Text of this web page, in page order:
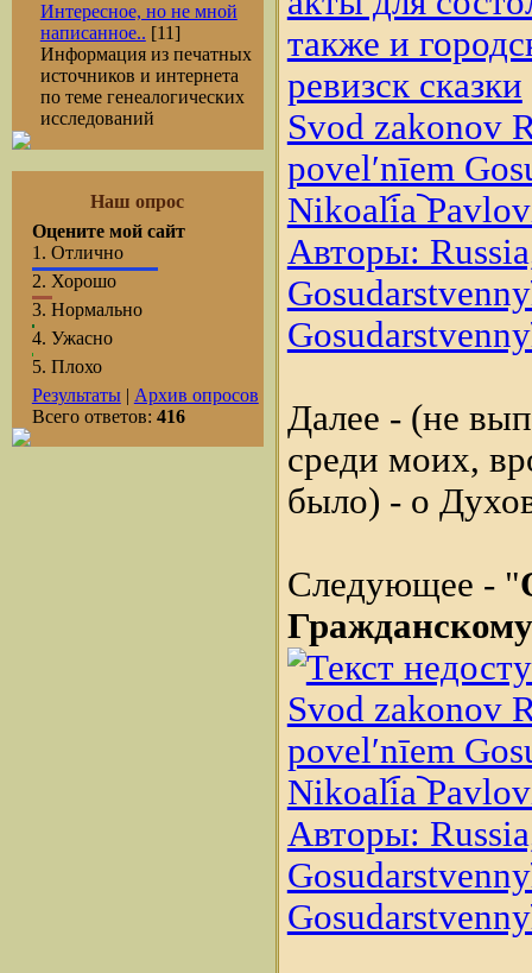
Интересное, но не мной
написанное.. [11]
Информация из печатных
источников и интернета
по теме генеалогических
исследований
Наш опрос
Оцените мой сайт
1. Отлично
2. Хорошо
3. Нормально
4. Ужасно
5. Плохо
Результаты| Архив опросов
Всего ответов: 416
Svod zakonov
povelʹnīem
Nikoali︠a︡
Авторы:
Далее - (не
среди моих,
было) - о
Следующее - "
Svod zakonov
povelʹnīem
Nikoali︠a︡
Авторы: